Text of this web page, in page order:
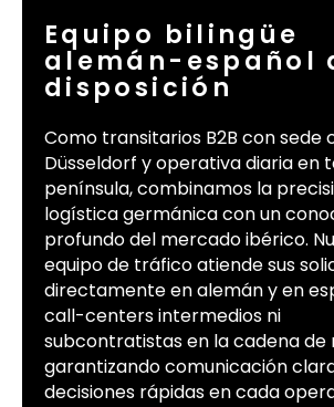
Equipo bilingüe
alemán-español
disposición
Como transitarios B2B con sede
Düsseldorf y operativa diaria en
península, combinamos la
logística germánica con un
profundo del mercado ibérico.
equipo de tráfico atiende sus
directamente en alemán y en
call-centers intermedios ni
subcontratistas en la cadena de
garantizando comunicación
decisiones rápidas en cada